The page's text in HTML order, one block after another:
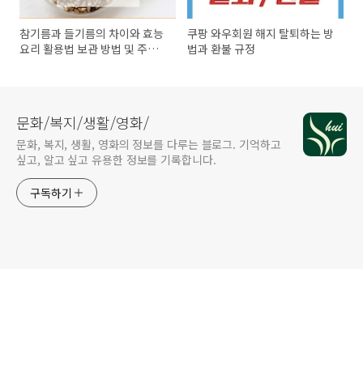
참기름과 들기름의 차이와 효능
요리 활용법 보관 방법 및 주의
쿠팡 와우회원 해지 탈퇴하는 방
법과 환불 규정
문화/복지/생활/영화/
문화, 복지, 생활, 영화의 정보를 다루는 블로그. 기억하고
싶고, 알고 싶고 유용한 정보를 기록합니다.
구독하기